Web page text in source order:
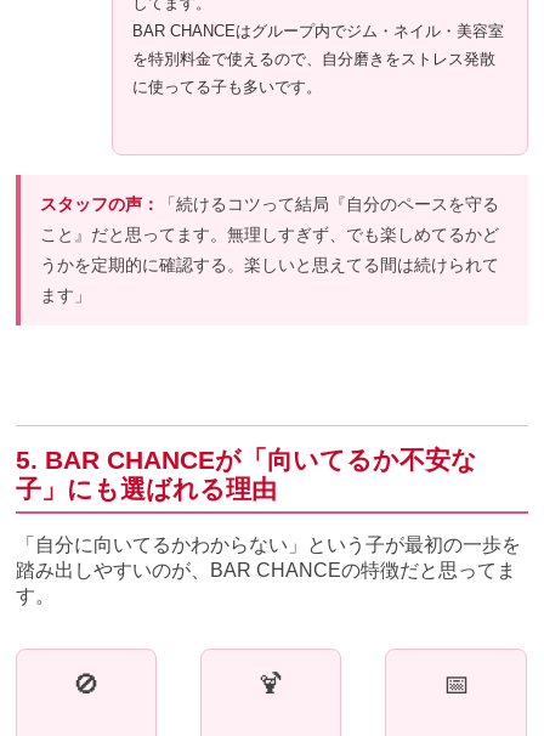
BAR CHANCEはグループ内でジム・ネイル・美容室
を特別料金で使えるので、自分磨きをストレス発散
に使ってる子も多いです。
スタッフの声：
「続けるコツって結局『自分のペースを守る
こと』だと思ってます。無理しすぎず、でも楽しめてるかど
うかを定期的に確認する。楽しいと思えてる間は続けられて
ます」
5. BAR CHANCEが「向いてるか不安な
子」にも選ばれる理由
「自分に向いてるかわからない」という子が最初の一歩を
踏み出しやすいのが、BAR CHANCEの特徴だと思ってま
す。
🚫 🍹 📅